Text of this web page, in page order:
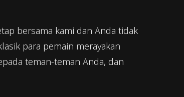
bersama kami dan Anda tidak
para pemain merayakan
teman-teman Anda, dan